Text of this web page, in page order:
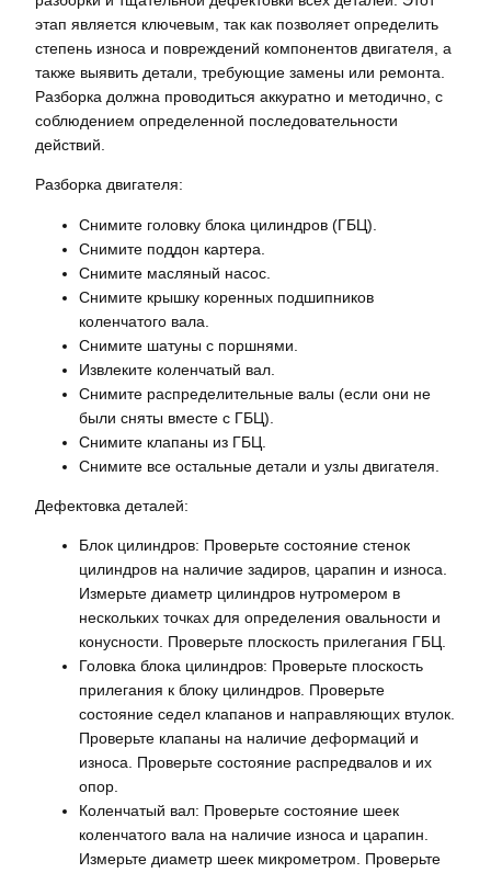
этап является ключевым, так как позволяет определить
степень износа и повреждений компонентов двигателя, а
также выявить детали, требующие замены или ремонта.
Разборка должна проводиться аккуратно и методично, с
соблюдением определенной последовательности
действий.
Разборка двигателя:
Снимите головку блока цилиндров (ГБЦ).
Снимите поддон картера.
Снимите масляный насос.
Снимите крышку коренных подшипников
коленчатого вала.
Снимите шатуны с поршнями.
Извлеките коленчатый вал.
Снимите распределительные валы (если они не
были сняты вместе с ГБЦ).
Снимите клапаны из ГБЦ.
Снимите все остальные детали и узлы двигателя.
Дефектовка деталей:
Блок цилиндров: Проверьте состояние стенок
цилиндров на наличие задиров, царапин и износа.
Измерьте диаметр цилиндров нутромером в
нескольких точках для определения овальности и
конусности. Проверьте плоскость прилегания ГБЦ.
Головка блока цилиндров: Проверьте плоскость
прилегания к блоку цилиндров. Проверьте
состояние седел клапанов и направляющих втулок.
Проверьте клапаны на наличие деформаций и
износа. Проверьте состояние распредвалов и их
опор.
Коленчатый вал: Проверьте состояние шеек
коленчатого вала на наличие износа и царапин.
Измерьте диаметр шеек микрометром. Проверьте